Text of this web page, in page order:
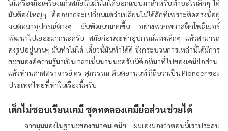
ไม้เครื่องมือเครื่องแก้วสมัยนั้นมันไม่ได้ออกแบบมาสำหรับทำอะไรเล็กๆ ได้
มันต้องใหญ่ๆ คืออยากจะเปลี่ยนแต่ว่าเปลี่ยนไม่ได้สักทีเพราะติดตรงนี้อยู่
จนต่อมาอุปกรณ์ต่างๆ มันพัฒนามากขึ้น อย่างพวกพลาสติกโพลิเมอร์
พัฒนาไปเยอะมากนะครับ สมัยก่อนจะทำอุปกรณ์แท่งเล็กๆ แล้วสามารถ
คงรูปอยู่นานๆ มันทำไม่ได้ เดี๋ยวนี้มันทำได้ดี ซึ่งกระบวนการเหล่านี้ได้มีการ
สะสมองค์ความรู้มาเป็นเวลาเนิ่นนานนะครับนี่คือที่มาที่ไปของเคมีย่อส่วน
แล้วท่านศาสตราจารย์ ดร. ศุภวรรณ ตันตยานนท์ ก็ถือว่าเป็น Pioneer ของ
ประเทศไทยที่ทำในเรื่องนี้ครับ
เด็กไม่ชอบเรียนเคมี ชุดทดลองเคมีย่อส่วนช่วยได้
จากมุมมองในฐานะของสมาคมเคมีฯ ผมเองมองว่าตอนนี้เราประสบ